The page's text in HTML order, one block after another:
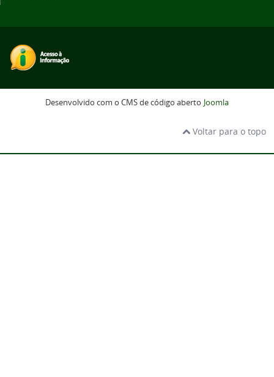
Desenvolvido com o CMS de código aberto Joomla
Voltar para o topo